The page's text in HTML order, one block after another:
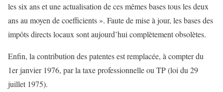
les six ans et une actualisation de ces mêmes bases tous les deux
ans au moyen de coefficients ». Faute de mise à jour, les bases des
impôts directs locaux sont aujourd’hui complètement obsolètes.
Enfin, la contribution des patentes est remplacée, à compter du
1er janvier 1976, par la taxe professionnelle ou TP (loi du 29
juillet 1975).